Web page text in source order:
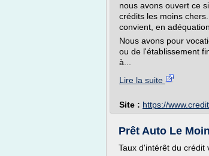
nous avons ouvert ce
crédits les moins
convient, en
Nous avons pour
ou de l'établissement
à...
Lire la suite
Site : https://
Prêt Auto Le
Taux d'intérêt du crédit